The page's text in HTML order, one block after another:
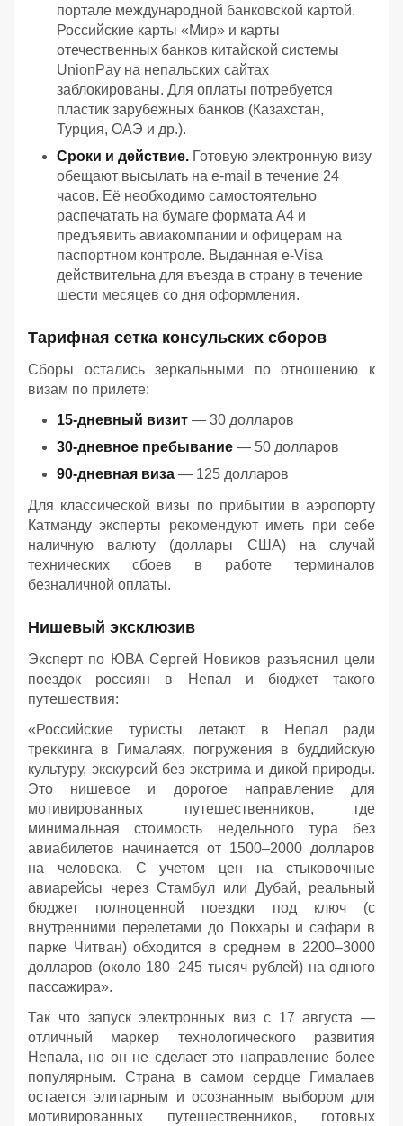
портале международной банковской картой.
Российские карты «Мир» и карты
отечественных банков китайской системы
UnionPay на непальских сайтах
заблокированы. Для оплаты потребуется
пластик зарубежных банков (Казахстан,
Турция, ОАЭ и др.).
Сроки и действие. Готовую электронную визу
обещают высылать на e-mail в течение 24
часов. Её необходимо самостоятельно
распечатать на бумаге формата А4 и
предъявить авиакомпании и офицерам на
паспортном контроле. Выданная e-Visa
действительна для въезда в страну в течение
шести месяцев со дня оформления.
Тарифная сетка консульских сборов
Сборы остались зеркальными по отношению к
визам по прилете:
15-дневный визит — 30 долларов
30-дневное пребывание — 50 долларов
90-дневная виза — 125 долларов
Для классической визы по прибытии в аэропорту
Катманду эксперты рекомендуют иметь при себе
наличную валюту (доллары США) на случай
технических сбоев в работе терминалов
безналичной оплаты.
Нишевый эксклюзив
Эксперт по ЮВА Сергей Новиков разъяснил цели
поездок россиян в Непал и бюджет такого
путешествия:
«Российские туристы летают в Непал ради
треккинга в Гималаях, погружения в буддийскую
культуру, экскурсий без экстрима и дикой природы.
Это нишевое и дорогое направление для
мотивированных путешественников, где
минимальная стоимость недельного тура без
авиабилетов начинается от 1500–2000 долларов
на человека. С учетом цен на стыковочные
авиарейсы через Стамбул или Дубай, реальный
бюджет полноценной поездки под ключ (с
внутренними перелетами до Покхары и сафари в
парке Читван) обходится в среднем в 2200–3000
долларов (около 180–245 тысяч рублей) на одного
пассажира».
Так что запуск электронных виз с 17 августа —
отличный маркер технологического развития
Непала, но он не сделает это направление более
популярным. Страна в самом сердце Гималаев
остается элитарным и осознанным выбором для
мотивированных путешественников, готовых